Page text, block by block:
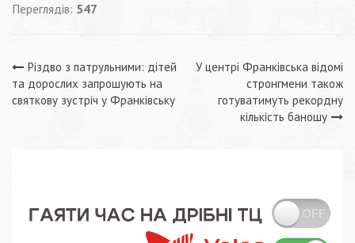
Переглядів: 547
Навігація
записів
Різдво з патрульними: дітей
та дорослих запрошують на
святкову зустріч у Франківську
У центрі Франківська відомі
стронгмени також
готуватимуть рекордну
кількість баношу